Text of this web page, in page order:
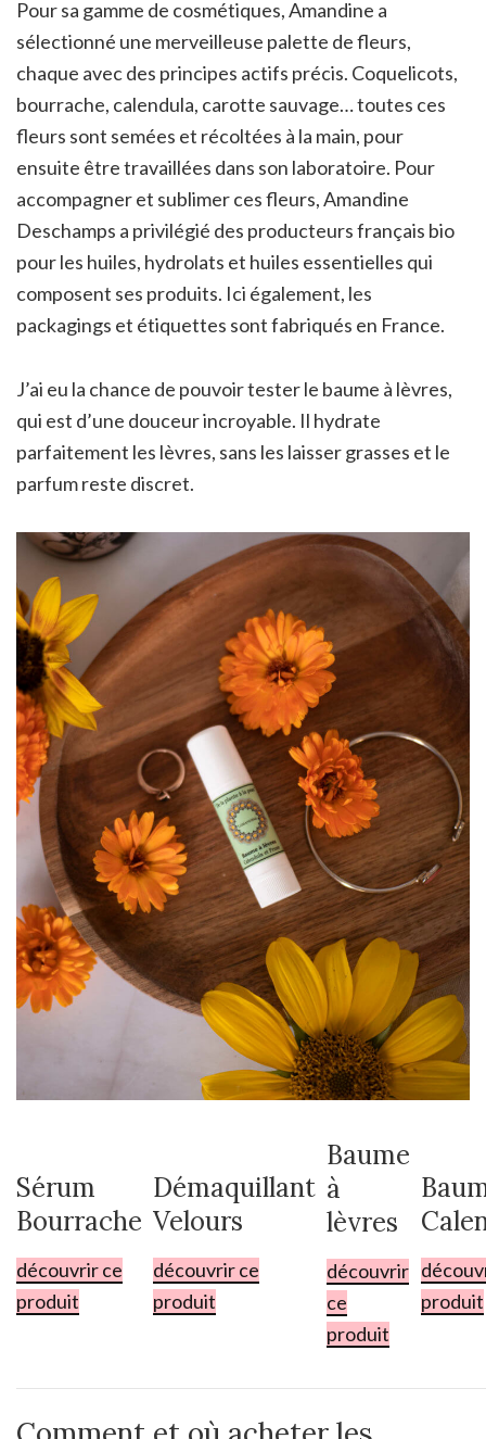
Pour sa gamme de cosmétiques, Amandine a
sélectionné une merveilleuse palette de fleurs,
chaque avec des principes actifs précis. Coquelicots,
bourrache, calendula, carotte sauvage… toutes ces
fleurs sont semées et récoltées à la main, pour
ensuite être travaillées dans son laboratoire. Pour
accompagner et sublimer ces fleurs, Amandine
Deschamps a privilégié des producteurs français bio
pour les huiles, hydrolats et huiles essentielles qui
composent ses produits. Ici également, les
packagings et étiquettes sont fabriqués en France.
J’ai eu la chance de pouvoir tester le baume à lèvres,
qui est d’une douceur incroyable. Il hydrate
parfaitement les lèvres, sans les laisser grasses et le
parfum reste discret.
Sérum
Bourrache
découvrir ce
produit
Démaquillant
Velours
découvrir ce
produit
Baume
à
lèvres
découvrir
ce
produit
produit